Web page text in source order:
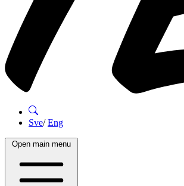
Sve/Eng
Open main menu